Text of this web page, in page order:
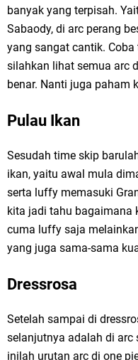
banyak yang terpisah.
Sabaody, di arc perang
yang sangat cantik.
silahkan lihat semua arc
benar. Nanti juga paham
Pulau Ikan
Sesudah time skip
ikan, yaitu awal mula
serta luffy memasuki
kita jadi tahu bagaimana
cuma luffy saja
yang juga sama-sama
Dressrosa
Setelah sampai di
selanjutnya adalah di arc
inilah urutan arc di one